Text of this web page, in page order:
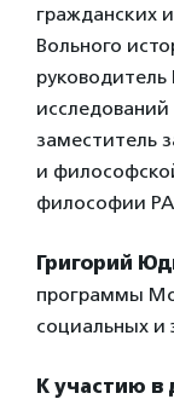
гражданских
Вольного
заместитель
и
философии
Григорий
программы
социальных и
К участию в